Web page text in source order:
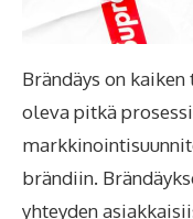
Brändäys on
oleva pitkä
brändiin.
yhteyden